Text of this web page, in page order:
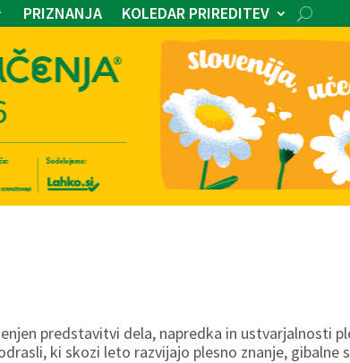
PRIZNANJA KOLEDAR PRIREDITEV
predstavitvi dela, napredka in ustvarjalnosti
ki skozi leto razvijajo plesno znanje, gibalne